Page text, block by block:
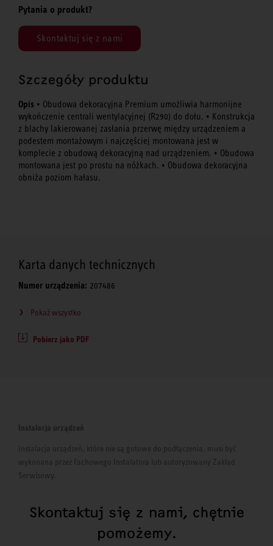
Pytania o produkt?
Skontaktuj się z nami
Szczegóły produktu
Opis • Obudowa dekoracyjna Premium umożliwia harmonijne
wykończenie centrali wentylacyjnej (R290) do dołu. • Konstrukcja
z blachy lakierowanej zasłania przerwę między urządzeniem a
podestem montażowym i najczęściej montowana jest w
komplecie z obudową dekoracyjną nad urządzeniem. • Obudowa
montowana jest po prostu na nóżkach. • Obudowa dekoracyjna
obniża poziom hałasu.
Karta danych technicznych
Numer urządzenia: 207486
Pokaż wszystko
Pobierz jako PDF
Instalacja urządzeń
Instalacja urządzeń, które nie są gotowe do podłączenia, musi być
wykonana przez Fachowego Instalatora lub autoryzowany Zakład
Serwisowy.
Skontaktuj się z nami, chętnie
pomożemy.